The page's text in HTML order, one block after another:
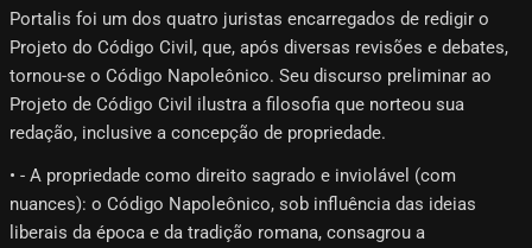
Portalis foi um dos quatro juristas encarregados de redigir o
Projeto do Código Civil, que, após diversas revisões e debates,
tornou-se o Código Napoleônico. Seu discurso preliminar ao
Projeto de Código Civil ilustra a filosofia que norteou sua
redação, inclusive a concepção de propriedade.
• - A propriedade como direito sagrado e inviolável (com
nuances): o Código Napoleônico, sob influência das ideias
liberais da época e da tradição romana, consagrou a